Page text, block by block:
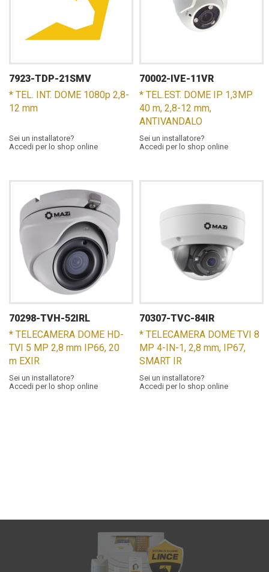
7923-TDP-21SMV
* TEL. INT. DOME 1080p 2,8-
12 mm
Sei un installatore?
Accedi per lo shop online
70002-IVE-11VR
* TEL.EST. DOME IP 1,3MP
40 m, 2,8-12 mm,
ANTIVANDALO
Sei un installatore?
Accedi per lo shop online
70298-TVH-52IRL
* TELECAMERA DOME HD-
TVI 5 MP 2,8 mm IP66, 20
m EXIR
Sei un installatore?
Accedi per lo shop online
70307-TVC-84IR
* TELECAMERA DOME TVI 8
MP 4-IN-1, 2,8 mm, IP67,
SMART IR
Sei un installatore?
Accedi per lo shop online